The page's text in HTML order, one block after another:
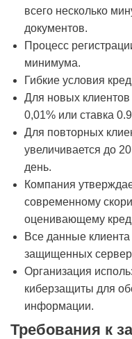
всего несколько
документов.
Процесс
минимума.
Гибкие условия
Для новых клиентов
0,01% или ставка
Для повторных
увеличивается до
день.
Компания
современному
оценивающему
Все данные
защищенных
Организация
киберзащиты для
информации.
Требования к